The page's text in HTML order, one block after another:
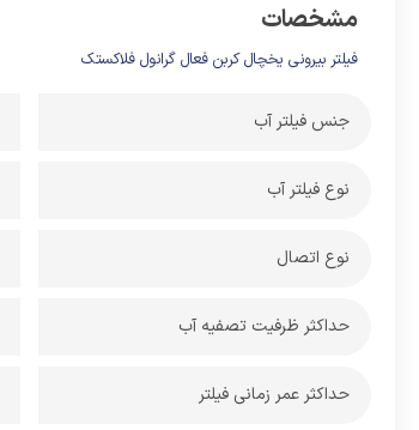
مشخصات
فیلتر بیرونی یخچال کربن فعال گرانول فلاکستک
جنس فیلتر آب
نوع فیلتر آب
نوع اتصال
حداکثر ظرفیت تصفیه آب
حداکثر عمر زمانی فیلتر